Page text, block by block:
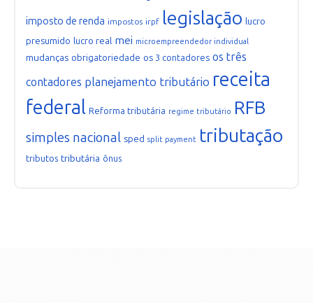
imposto de renda impostos irpf legislação lucro
presumido lucro real mei microempreendedor individual
mudanças obrigatoriedade os 3 contadores os três
contadores planejamento tributário receita
federal Reforma tributária regime tributário RFB
simples nacional sped split payment tributação
tributos tributária ônus